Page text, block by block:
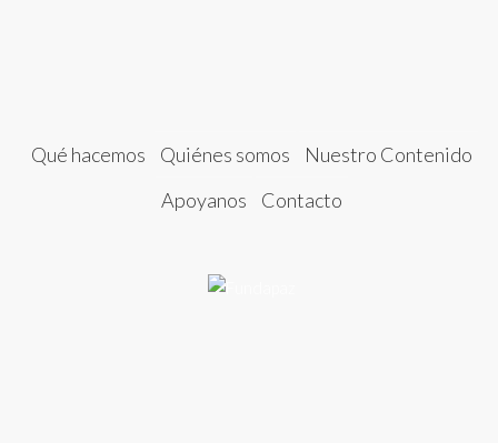
Qué hacemos Quiénes somos
Nuestro Contenido
Apoyanos
Contacto